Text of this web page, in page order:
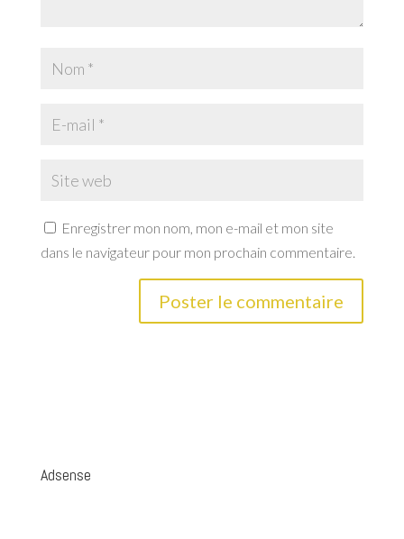
Enregistrer mon nom, mon e-mail et mon site
dans le navigateur pour mon prochain commentaire.
Adsense